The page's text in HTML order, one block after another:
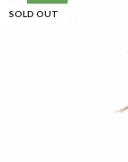
SOLD OUT